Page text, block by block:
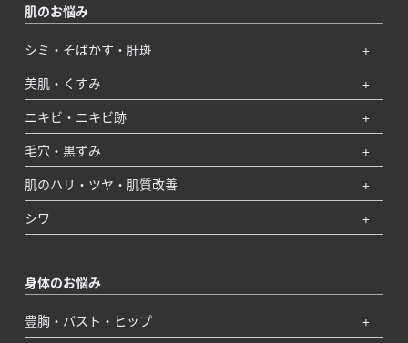
肌のお悩み
シミ・そばかす・肝斑
美肌・くすみ
ニキビ・ニキビ跡
毛穴・黒ずみ
肌のハリ・ツヤ・肌質改善
シワ
身体のお悩み
豊胸・バスト・ヒップ